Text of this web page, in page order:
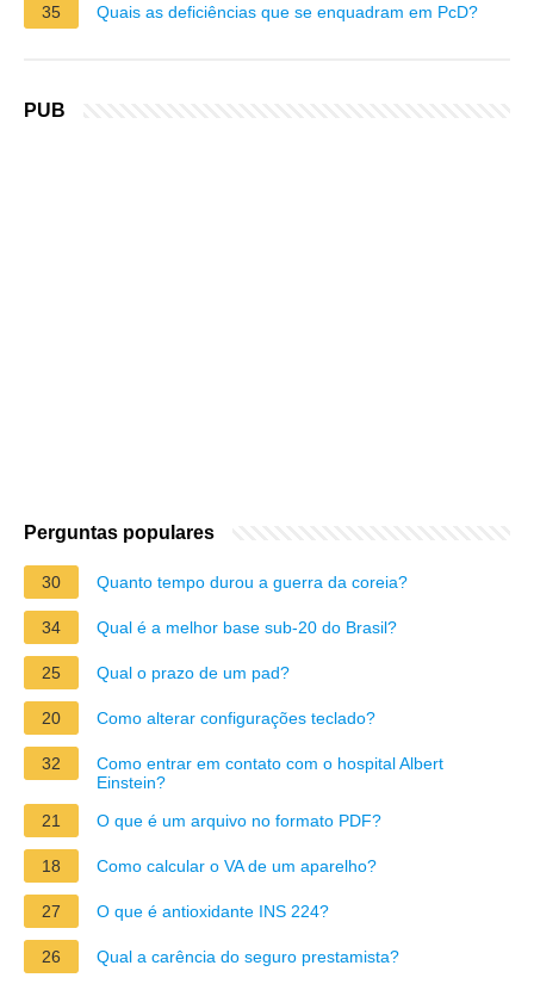
35 Quais as deficiências que se enquadram em PcD?
PUB
Perguntas populares
30 Quanto tempo durou a guerra da coreia?
34 Qual é a melhor base sub-20 do Brasil?
25 Qual o prazo de um pad?
20 Como alterar configurações teclado?
32
Como entrar em contato com o hospital Albert
Einstein?
21
O que é um arquivo no formato PDF?
18 Como calcular o VA de um aparelho?
27 O que é antioxidante INS 224?
26 Qual a carência do seguro prestamista?